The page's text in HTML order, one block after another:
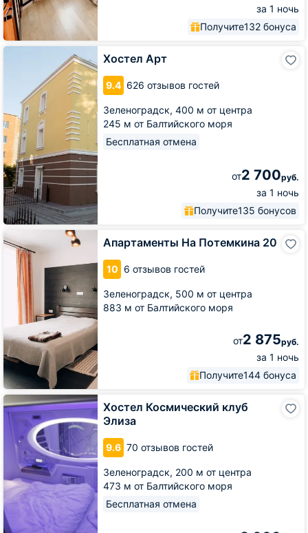
за 1 ночь
Получите132 бонуса
Хостел Арт
9.4 626 отзывов гостей
Зеленоградск, 400 м от центра
245 м от Балтийского моря
Бесплатная отмена
от2 700руб.
за 1 ночь
Получите135 бонусов
Хостел
Апартаменты На Потемкина 20
10 6 отзывов гостей
Зеленоградск, 500 м от центра
883 м от Балтийского моря
от2 875руб.
за 1 ночь
Получите144 бонуса
Апартаменты
На
Потемкина
Хостел Космический клуб
Элиза
9.6 70 отзывов гостей
Зеленоградск, 200 м от центра
473 м от Балтийского моря
Бесплатная отмена
Хостел
Космический
Элиза